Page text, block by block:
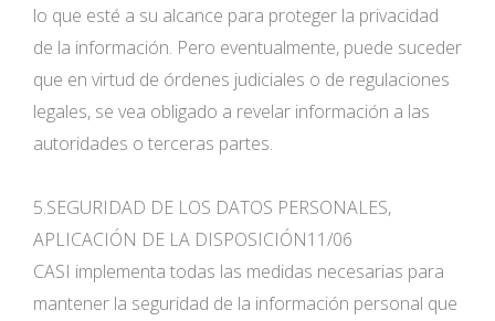
lo que esté a su alcance para proteger la privacidad
de la información. Pero eventualmente, puede suceder
que en virtud de órdenes judiciales o de regulaciones
legales, se vea obligado a revelar información a las
autoridades o terceras partes.
5.SEGURIDAD DE LOS DATOS PERSONALES,
APLICACIÓN DE LA DISPOSICIÓN11/06
CASI implementa todas las medidas necesarias para
mantener la seguridad de la información personal que